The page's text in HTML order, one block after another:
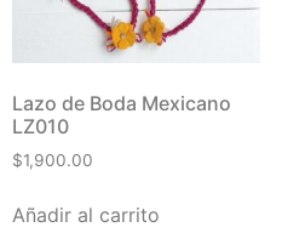
Lazo de Boda Mexicano
LZ010
$1,900.00
Añadir al carrito